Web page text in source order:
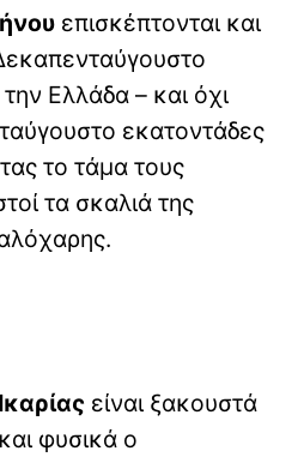
επισκέπτονται και
την Ελλάδα – και όχι
εκατοντάδες
το τάμα τους
τα σκαλιά της
είναι ξακουστά
φυσικά ο